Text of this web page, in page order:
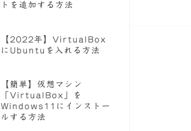
トを追加する方法
【2022年】VirtualBox
にUbuntuを入れる方法
【簡単】仮想マシン
「VirtualBox」を
Windows11にインストー
ルする方法